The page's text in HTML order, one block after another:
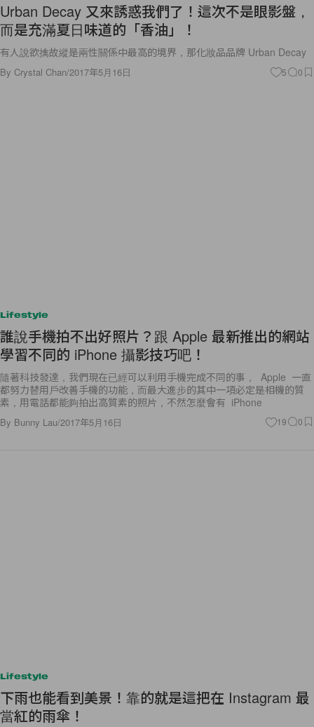
Urban Decay 又來誘惑我們了！這次不是眼影盤，
而是充滿夏日味道的「香油」！
有人說欲擒故縱是兩性關係中最高的境界，那化妝品品牌 Urban Decay
By Crystal Chan/2017年5月16日 5 0
Lifestyle
誰說手機拍不出好照片？跟 Apple 最新推出的網站
學習不同的 iPhone 攝影技巧吧！
隨著科技發達，我們現在已經可以利用手機完成不同的事， Apple 一直
都努力替用戶改善手機的功能，而最大進步的其中一項必定是相機的質
素，用電話都能夠拍出高質素的照片，不然怎麼會有 iPhone
By Bunny Lau/2017年5月16日 19 0
Lifestyle
下雨也能看到美景！靠的就是這把在 Instagram 最
當紅的雨傘！